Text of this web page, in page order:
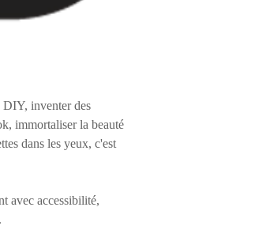
DIY, inventer des
immortaliser la beauté
dans les yeux, c'est
avec accessibilité,